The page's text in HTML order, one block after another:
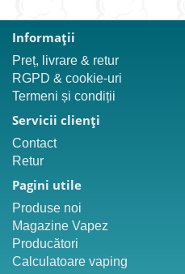
Informaţii
Preț, livrare & retur
RGPD & cookie-uri
Termeni și condiții
Servicii clienţi
Contact
Retur
Pagini utile
Produse noi
Magazine Vapez
Producători
Calculatoare vaping